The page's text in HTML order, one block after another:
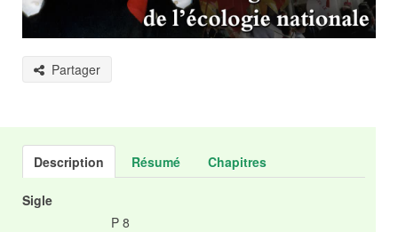
Partager
Description Résumé Chapitres
Sigle
P 8